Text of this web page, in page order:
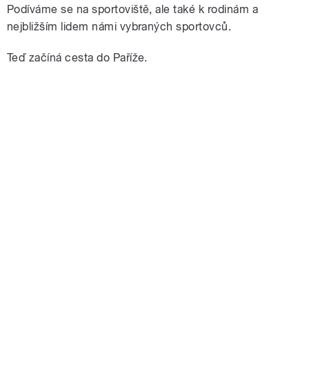
Podíváme se na sportoviště, ale také k rodinám a
nejbližším lidem námi vybraných sportovců.
Teď začíná cesta do Paříže.